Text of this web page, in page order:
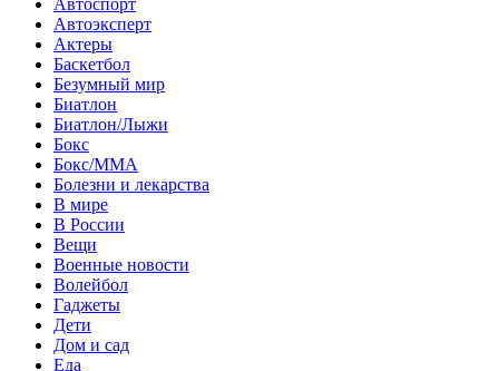
Автоспорт
Автоэксперт
Актеры
Баскетбол
Безумный мир
Биатлон
Биатлон/Лыжи
Бокс
Бокс/MMA
Болезни и лекарства
В мире
В России
Вещи
Военные новости
Волейбол
Гаджеты
Дети
Дом и сад
Еда